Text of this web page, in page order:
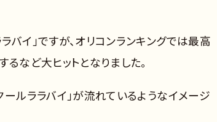
バイ」ですが、オリコンランキングでは最高
など大ヒットとなりました。
ルララバイ」が流れているようなイメージ